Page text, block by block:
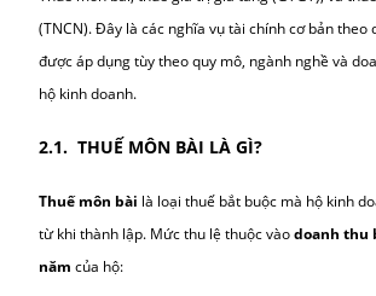
Hộ kinh doanh bắt buộc phải nộp 3 loại
Thuế môn bài, thuế giá trị gia tăng
(TNCN). Đây là các nghĩa vụ tài chính cơ
hộ kinh doanh.
2.1. THUẾ MÔN BÀI LÀ GÌ?